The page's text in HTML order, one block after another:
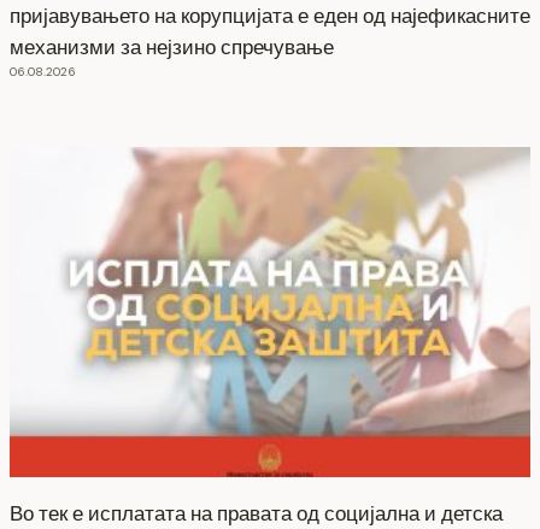
пријавувањето на корупцијата е еден од најефикасните
механизми за нејзино спречување
06.08.2026
Во тек е исплатата на правата од социјална и детска